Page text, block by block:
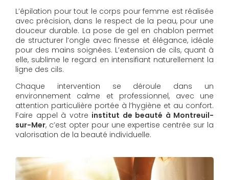
L’épilation pour tout le corps pour femme est réalisée
avec précision, dans le respect de la peau, pour une
douceur durable. La pose de gel en chablon permet
de structurer l’ongle avec finesse et élégance, idéale
pour des mains soignées. L’extension de cils, quant à
elle, sublime le regard en intensifiant naturellement la
ligne des cils.
Chaque intervention se déroule dans un
environnement calme et professionnel, avec une
attention particulière portée à l’hygiène et au confort.
Faire appel à votre institut de beauté à Montreuil-
sur-Mer, c’est opter pour une expertise centrée sur la
valorisation de la beauté individuelle.